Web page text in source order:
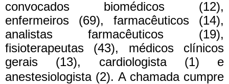
convocados biomédicos (12),
enfermeiros (69), farmacêuticos (14),
analistas farmacêuticos (19),
fisioterapeutas (43), médicos clínicos
gerais (13), cardiologista (1) e
anestesiologista (2). A chamada cumpre